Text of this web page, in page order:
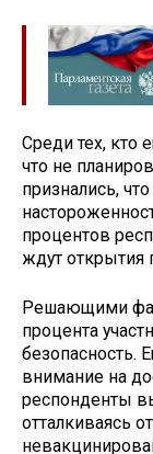
Среди тех, кто
что не
признались,
процентов
ждут открытия
Решающими
процента
безопасность.
внимание на
респонденты
отталкиваясь